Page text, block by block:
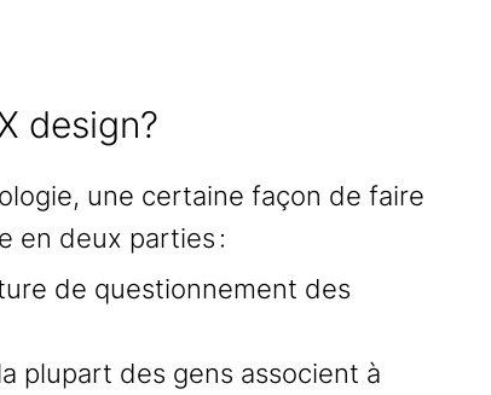
design?
une certaine façon de faire
en deux parties :
de questionnement des
plupart des gens associent à